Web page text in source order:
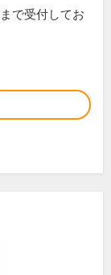
で受付してお